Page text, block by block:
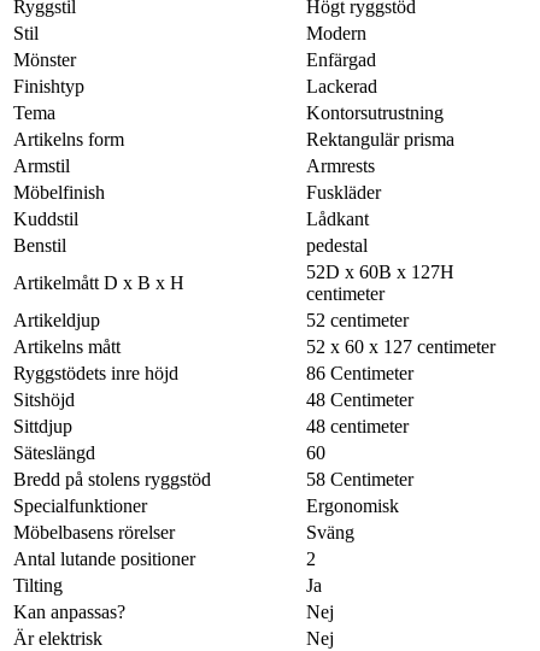
Ryggstil
Högt ryggstöd
Stil
Modern
Mönster
Enfärgad
Finishtyp
Lackerad
Tema
Kontorsutrustning
Artikelns form
Rektangulär prisma
Armstil
Armrests
Möbelfinish
Fuskläder
Kuddstil
Lådkant
Benstil
pedestal
Artikelmått D x B x H
52D x 60B x 127H
centimeter
Artikeldjup
52 centimeter
Artikelns mått
52 x 60 x 127 centimeter
Ryggstödets inre höjd
86 Centimeter
Sitshöjd
48 Centimeter
Sittdjup
48 centimeter
Säteslängd
60
Bredd på stolens ryggstöd
58 Centimeter
Specialfunktioner
Ergonomisk
Möbelbasens rörelser
Sväng
Antal lutande positioner
2
Tilting
Ja
Kan anpassas?
Nej
Är elektrisk
Nej